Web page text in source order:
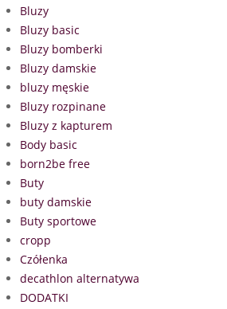
Bluzy
Bluzy basic
Bluzy bomberki
Bluzy damskie
bluzy męskie
Bluzy rozpinane
Bluzy z kapturem
Body basic
born2be free
Buty
buty damskie
Buty sportowe
cropp
Czółenka
decathlon alternatywa
DODATKI